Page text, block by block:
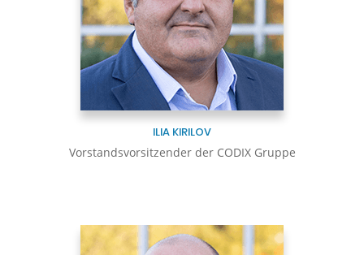
ILIA KIRILOV
Vorstandsvorsitzender der CODIX Gruppe